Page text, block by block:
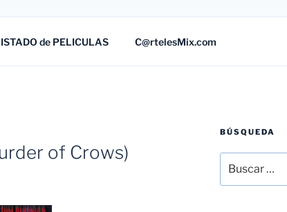
de PELICULAS C@rtelesMix.com
of Crows)
BÚSQUEDA
por: